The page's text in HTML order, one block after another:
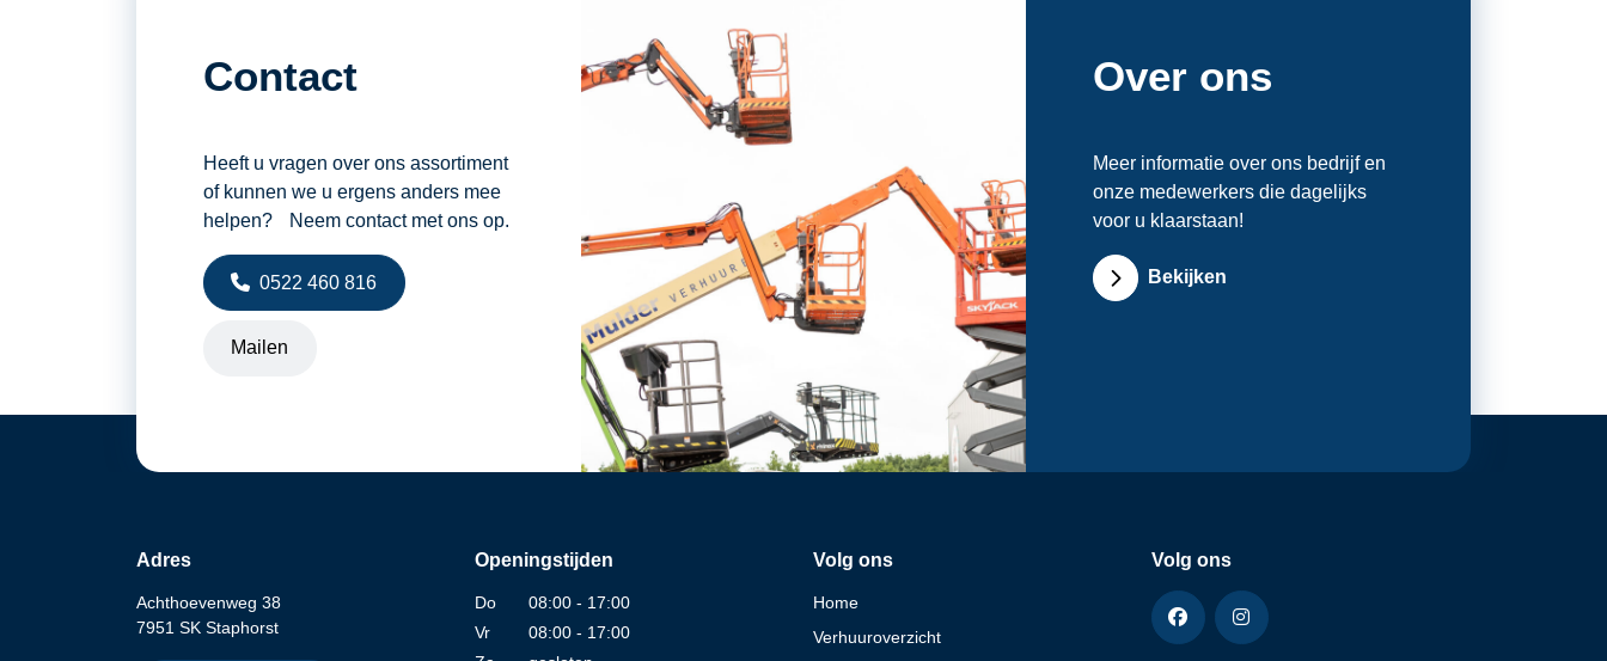
Contact
Heeft u vragen over ons assortiment
of kunnen we u ergens anders mee
helpen? Neem contact met ons op.
0522 460 816
Mailen
Over ons
Meer informatie over ons bedrijf en
onze medewerkers die dagelijks
voor u klaarstaan!
Bekijken
Adres
Achthoevenweg 38
7951 SK Staphorst
Openingstijden
Do
08:00 - 17:00
Vr
08:00 - 17:00
Volg ons
Home
Verhuuroverzicht
Volg ons